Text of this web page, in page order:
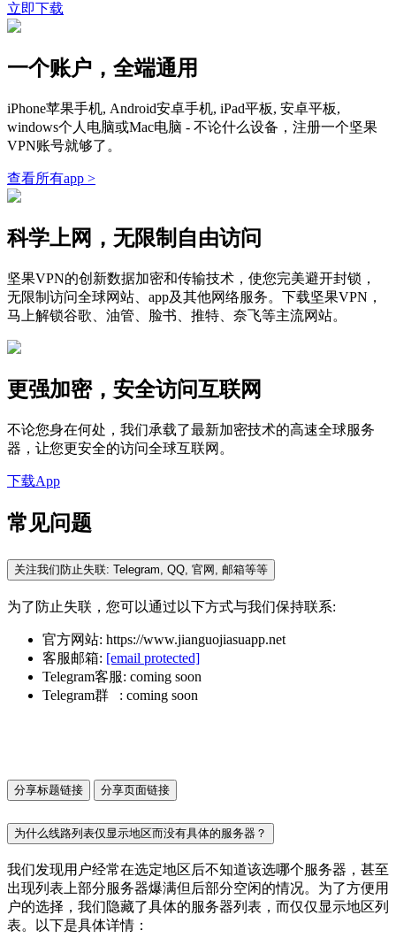
立即下载
一个账户，全端通用
iPhone苹果手机, Android安卓手机, iPad平板, 安卓平板,
windows个人电脑或Mac电脑 - 不论什么设备，注册一个坚果
VPN账号就够了。
查看所有app >
科学上网，无限制自由访问
坚果VPN的创新数据加密和传输技术，使您完美避开封锁，
无限制访问全球网站、app及其他网络服务。下载坚果VPN，
马上解锁谷歌、油管、脸书、推特、奈飞等主流网站。
更强加密，安全访问互联网
不论您身在何处，我们承载了最新加密技术的高速全球服务
器，让您更安全的访问全球互联网。
下载App
常见问题
关注我们防止失联: Telegram, QQ, 官网, 邮箱等等
为了防止失联，您可以通过以下方式与我们保持联系:
官方网站: https://www.jianguojiasuapp.net
客服邮箱: [email protected]
Telegram客服: coming soon
Telegram群 : coming soon
分享标题链接 分享页面链接
为什么线路列表仅显示地区而没有具体的服务器？
我们发现用户经常在选定地区后不知道该选哪个服务器，甚至
出现列表上部分服务器爆满但后部分空闲的情况。为了方便用
户的选择，我们隐藏了具体的服务器列表，而仅仅显示地区列
表。以下是具体详情：